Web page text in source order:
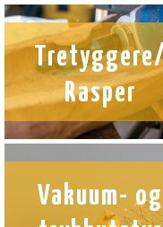
Rasper
Vakuum- og